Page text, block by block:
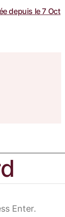
depuis le 7 Oct
Enter.